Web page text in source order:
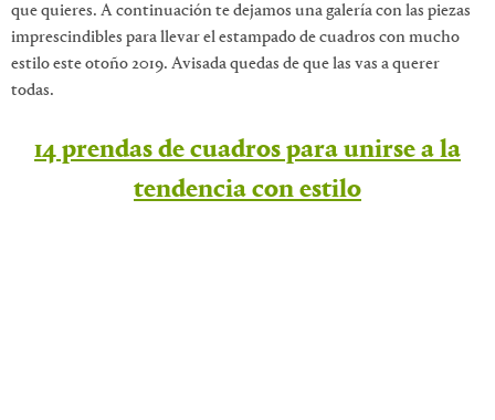
que quieres. A continuación te dejamos una galería con las piezas
imprescindibles para llevar el estampado de cuadros con mucho
estilo este otoño 2019. Avisada quedas de que las vas a querer
todas.
14 prendas de cuadros para unirse a la
tendencia con estilo